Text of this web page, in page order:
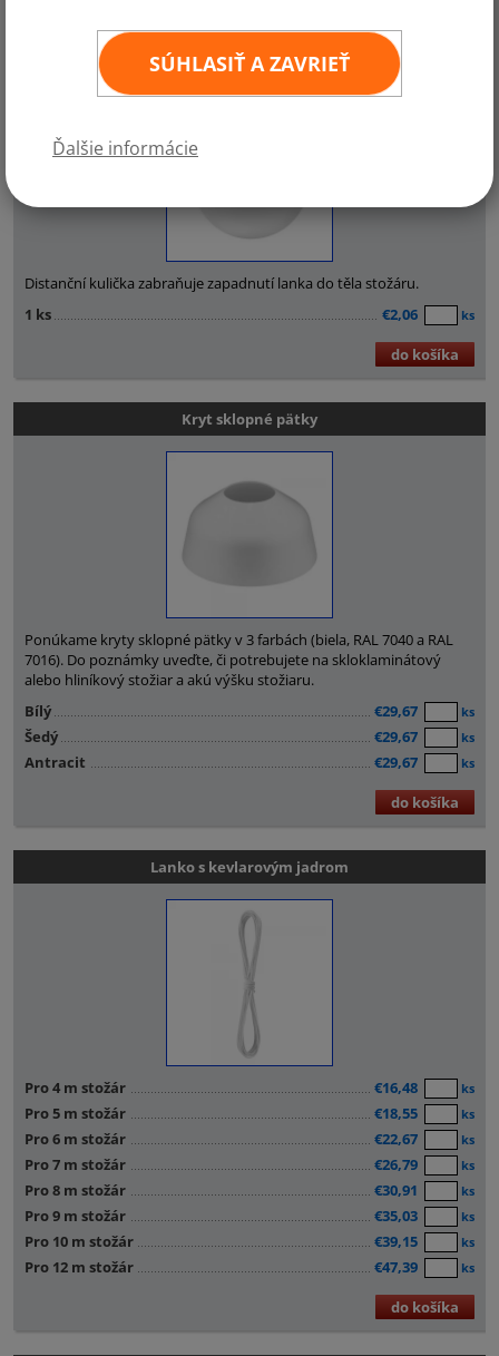
SÚHLASIŤ A ZAVRIEŤ
Ďalšie informácie
Distanční kulička
Distanční kulička zabraňuje zapadnutí lanka do těla stožáru.
1 ks
€2,06 ks
do košíka
Kryt sklopné pätky
Ponúkame kryty sklopné pätky v 3 farbách (biela, RAL 7040 a RAL
7016). Do poznámky uveďte, či potrebujete na skloklaminátový
alebo hliníkový stožiar a akú výšku stožiaru.
Bílý
€29,67 ks
Šedý €29,67 ks
Antracit €29,67 ks
do košíka
Lanko s kevlarovým jadrom
Pro 4 m stožár €16,48 ks
Pro 5 m stožár €18,55 ks
Pro 6 m stožár €22,67 ks
Pro 7 m stožár €26,79 ks
Pro 8 m stožár €30,91 ks
Pro 9 m stožár €35,03 ks
Pro 10 m stožár €39,15 ks
Pro 12 m stožár €47,39 ks
do košíka